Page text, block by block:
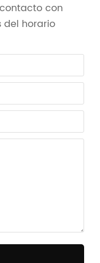
con
del horario